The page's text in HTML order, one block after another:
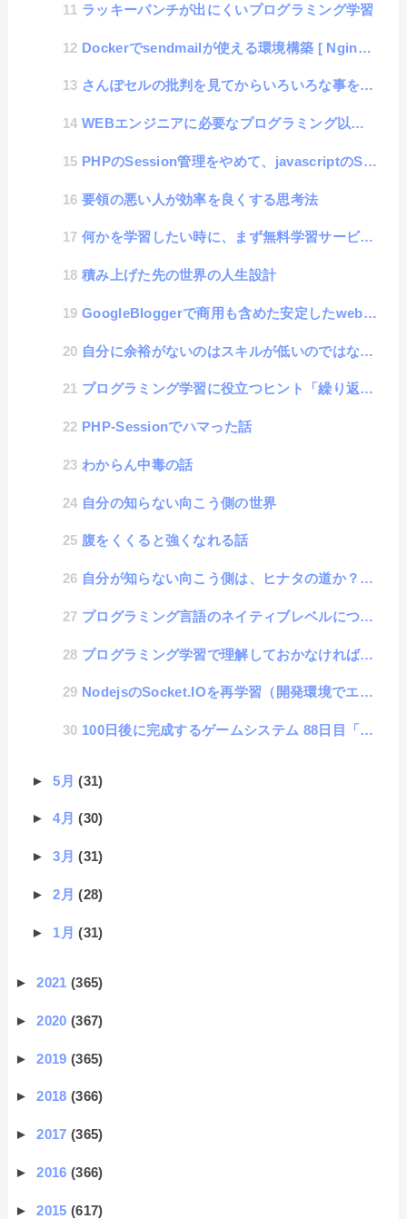
ラッキーパンチが出にくいプログラミング学習
Dockerでsendmailが使える環境構築 [ Nginx-alphine + PHP-alph...
さんぽセルの批判を見てからいろいろな事を思い出した話
WEBエンジニアに必要なプログラミング以外のスキル
PHPのSession管理をやめて、javascriptのSessionStorageを採用した技術的な話
要領の悪い人が効率を良くする思考法
何かを学習したい時に、まず無料学習サービスを使わない人が、何をやっても学習できない事がわかった話
積み上げた先の世界の人生設計
GoogleBloggerで商用も含めた安定したwebサイト制作を求めて
自分に余裕がないのはスキルが低いのではなく、「○○」という悪魔の言葉を言ってしまうから
プログラミング学習に役立つヒント「繰り返しの学習」
PHP-Sessionでハマった話
わからん中毒の話
自分の知らない向こう側の世界
腹をくくると強くなれる話
自分が知らない向こう側は、ヒナタの道か？イバラの道か？
プログラミング言語のネイティブレベルについて
プログラミング学習で理解しておかなければいけない「ネガティブわからない」と「ポジティブわからない」
NodejsのSocket.IOを再学習（開発環境でエラーを出さないために）
100日後に完成するゲームシステム 88日目「路線変更」
►5月(31)
►4月(30)
►3月(31)
►2月(28)
► 1月(31)
►2021(365)
►2020(367)
►2019(365)
►2018(366)
►2017(365)
►2016(366)
►2015(617)